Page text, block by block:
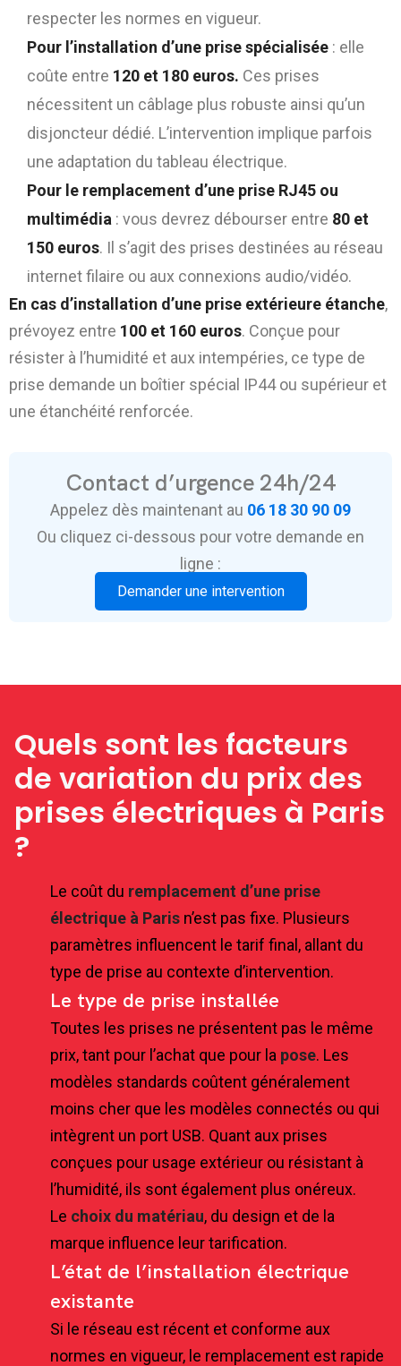
respecter les normes en vigueur.
Pour l’installation d’une prise spécialisée : elle
coûte entre 120 et 180 euros. Ces prises
nécessitent un câblage plus robuste ainsi qu’un
disjoncteur dédié. L’intervention implique parfois
une adaptation du tableau électrique.
Pour le remplacement d’une prise RJ45 ou
multimédia : vous devrez débourser entre 80 et
150 euros. Il s’agit des prises destinées au réseau
internet filaire ou aux connexions audio/vidéo.
En cas d’installation d’une prise extérieure étanche,
prévoyez entre 100 et 160 euros. Conçue pour
résister à l’humidité et aux intempéries, ce type de
prise demande un boîtier spécial IP44 ou supérieur et
une étanchéité renforcée.
Contact d’urgence 24h/24
Appelez dès maintenant au 06 18 30 90 09
Ou cliquez ci-dessous pour votre demande en
ligne :
Demander une intervention
Quels sont les facteurs
de variation du prix des
prises électriques à Paris
?
Le coût du remplacement d’une prise
électrique à Paris n’est pas fixe. Plusieurs
paramètres influencent le tarif final, allant du
type de prise au contexte d’intervention.
Le type de prise installée
Toutes les prises ne présentent pas le même
prix, tant pour l’achat que pour la pose. Les
modèles standards coûtent généralement
moins cher que les modèles connectés ou qui
intègrent un port USB. Quant aux prises
conçues pour usage extérieur ou résistant à
l’humidité, ils sont également plus onéreux.
Le choix du matériau, du design et de la
marque influence leur tarification.
L’état de l’installation électrique
existante
Si le réseau est récent et conforme aux
normes en vigueur, le remplacement est rapide